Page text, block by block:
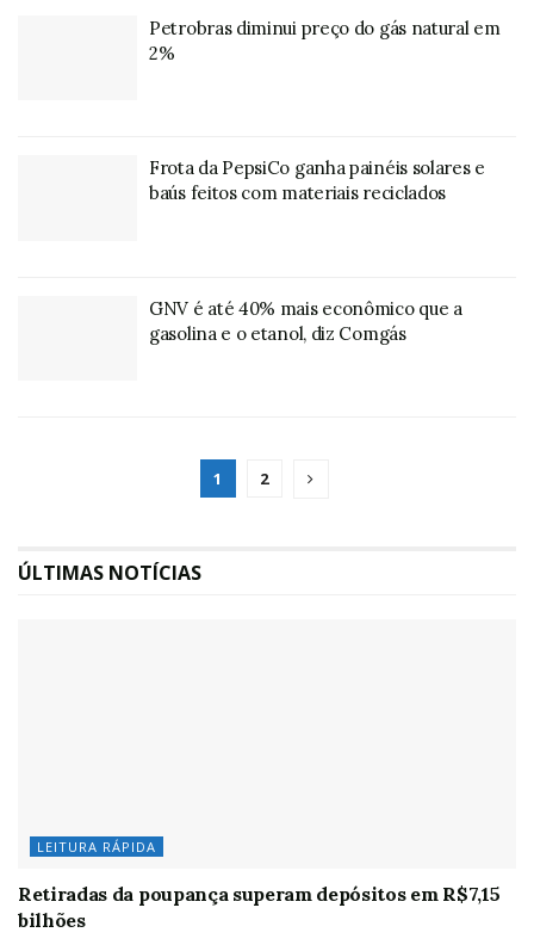
Petrobras diminui preço do gás natural em
2%
Frota da PepsiCo ganha painéis solares e
baús feitos com materiais reciclados
GNV é até 40% mais econômico que a
gasolina e o etanol, diz Comgás
1 2
ÚLTIMAS NOTÍCIAS
LEITURA RÁPIDA
Retiradas da poupança superam depósitos em R$7,15
bilhões